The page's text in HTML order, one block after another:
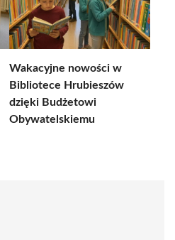
Wakacyjne nowości w
Bibliotece Hrubieszów
dzięki Budżetowi
Obywatelskiemu